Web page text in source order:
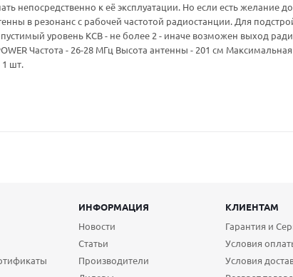
непосредственно к её эксплуатации. Но если есть желание
в резонанс с рабочей частотой радиостанции. Для
уровень КСВ - не более 2 - иначе возможен выход
Частота - 26-28 МГц Высота антенны - 201 см
1 шт.
ИНФОРМАЦИЯ
КЛИЕНТАМ
Новости
Статьи
Производители
Гарантия и
Условия
Условия